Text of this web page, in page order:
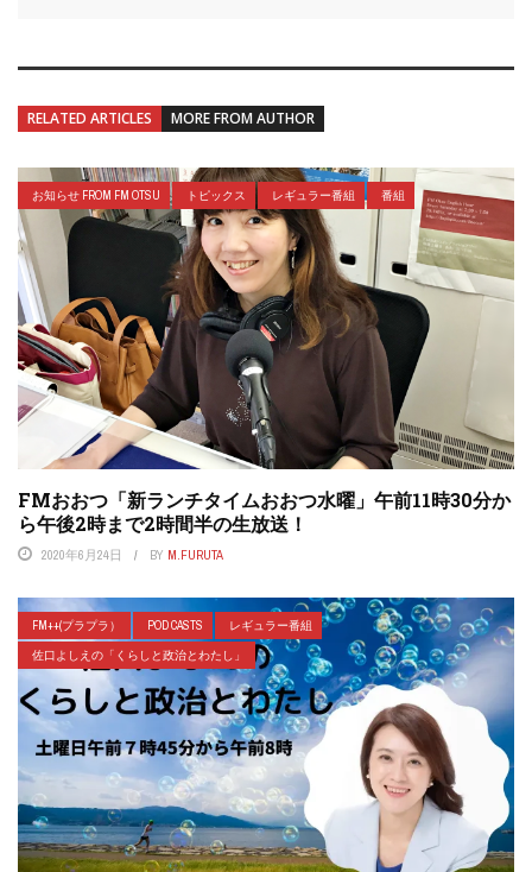
RELATED ARTICLES MORE FROM AUTHOR
お知らせ FROM FM OTSU トピックス レギュラー番組 番組
FMおおつ「新ランチタイムおおつ水曜」午前11時30分か
ら午後2時まで2時間半の生放送！
2020年6月24日 BY M.FURUTA
FM++(プラプラ） POD CASTS
レギュラー番組
佐口よしえの「くらしと政治とわたし」